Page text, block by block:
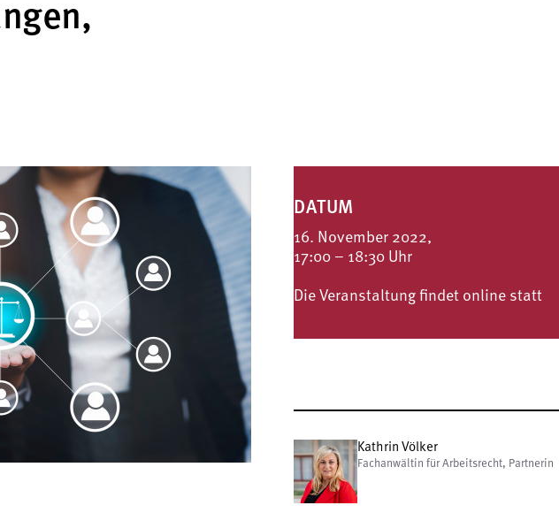
DATUM
16. November 2022,
17:00 – 18:30 Uhr
Die Veranstaltung findet online statt
Kathrin Völker
Fachanwältin für Arbeitsrecht, Partnerin